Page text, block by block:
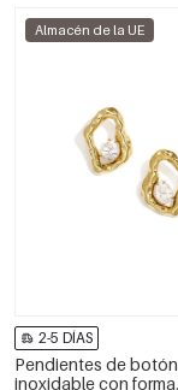
Almacén de la UE
2-5 DÍAS
Pendientes de
inoxidable con forma